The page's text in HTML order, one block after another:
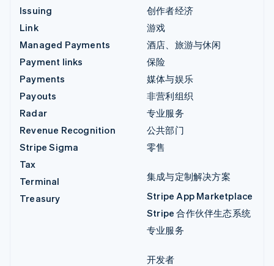
Issuing
Link
Managed Payments
Payment links
Payments
Payouts
Radar
Revenue Recognition
Stripe Sigma
Tax
Terminal
Treasury
创作者经济
游戏
酒店、旅游与休闲
保险
媒体与娱乐
非营利组织
专业服务
公共部门
零售
集成与定制解决方案
Stripe App Marketplace
Stripe 合作伙伴生态系统
专业服务
开发者